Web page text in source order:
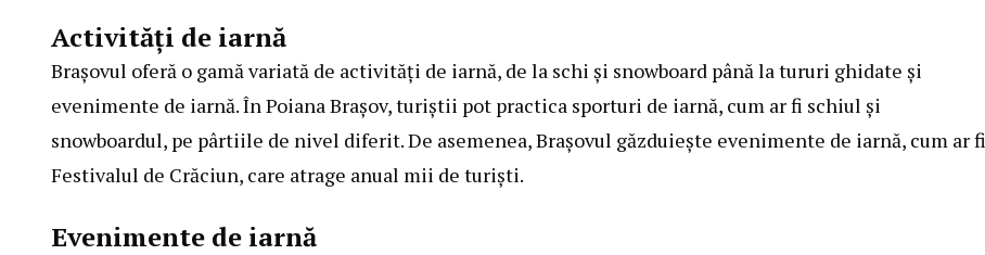
Activități de iarnă
Brașovul oferă o gamă variată de activități de iarnă, de la schi și snowboard până la tururi ghidate și
evenimente de iarnă. În Poiana Brașov, turiștii pot practica sporturi de iarnă, cum ar fi schiul și
snowboardul, pe pârtiile de nivel diferit. De asemenea, Brașovul găzduiește evenimente de iarnă, cum ar fi
Festivalul de Crăciun, care atrage anual mii de turiști.
Evenimente de iarnă